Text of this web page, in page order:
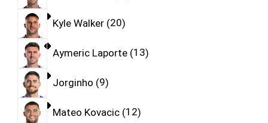
Kyle Walker 20
Aymeric Laporte 13
Jorginho 9
Mateo Kovacic 12